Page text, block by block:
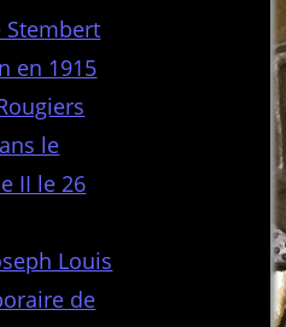
Stembert
en 1915
le
II le 26
Louis
de